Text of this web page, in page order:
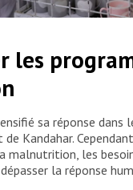
à des enfants souffrant de
aiguë sévère au centre de
de l’hôpital provincial de
Helmand. Afghanistan,
les
sa réponse dans
Kandahar.
malnutrition, les
la réponse